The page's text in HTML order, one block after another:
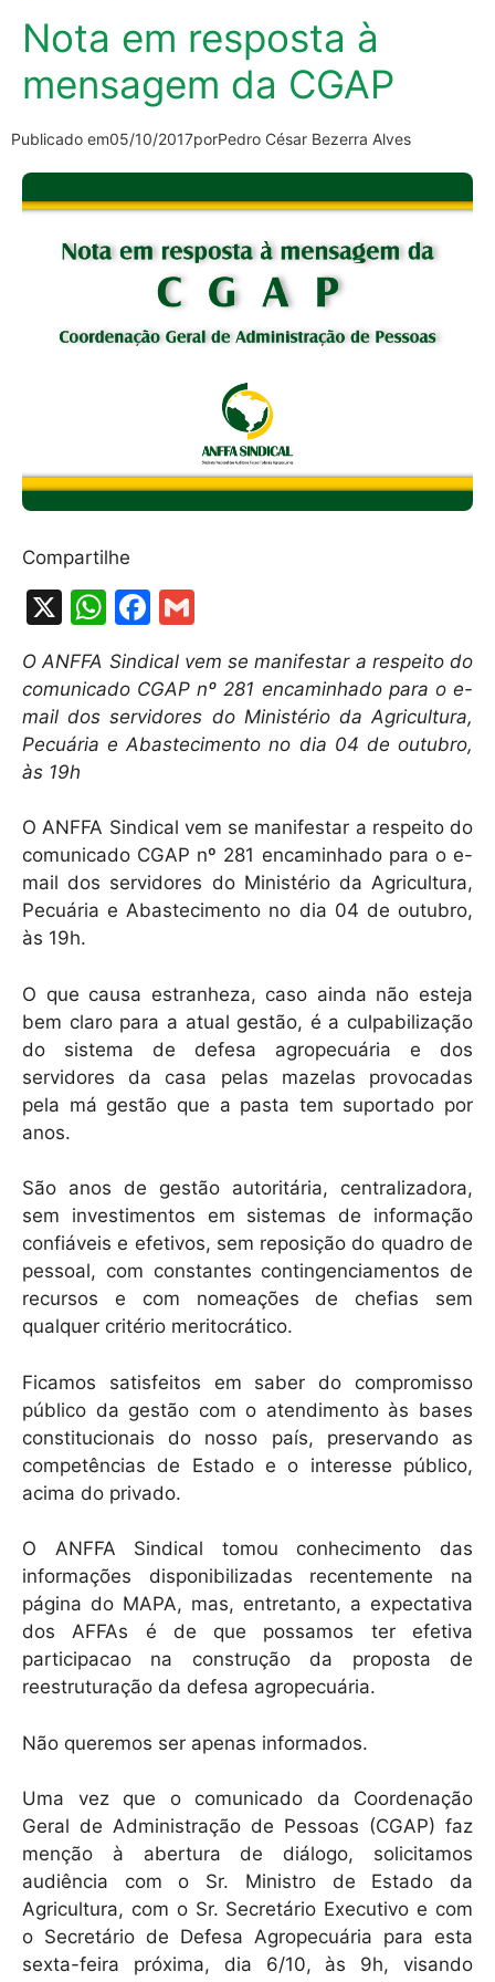
Nota em resposta à
mensagem da CGAP
Publicado em05/10/2017porPedro César Bezerra Alves
Compartilhe
X
W
h
at
s
A
p
F
a
c
e
b
o
k
ai
l
O ANFFA Sindical vem se manifestar a respeito do
comunicado CGAP nº 281 encaminhado para o e-
mail dos servidores do Ministério da Agricultura,
Pecuária e Abastecimento no dia 04 de outubro,
às 19h
O ANFFA Sindical vem se manifestar a respeito do
comunicado CGAP nº 281 encaminhado para o e-
mail dos servidores do Ministério da Agricultura,
Pecuária e Abastecimento no dia 04 de outubro,
às 19h.
O que causa estranheza, caso ainda não esteja
bem claro para a atual gestão, é a culpabilização
do sistema de defesa agropecuária e dos
servidores da casa pelas mazelas provocadas
pela má gestão que a pasta tem suportado por
anos.
São anos de gestão autoritária, centralizadora,
sem investimentos em sistemas de informação
confiáveis e efetivos, sem reposição do quadro de
pessoal, com constantes contingenciamentos de
recursos e com nomeações de chefias sem
qualquer critério meritocrático.
Ficamos satisfeitos em saber do compromisso
público da gestão com o atendimento às bases
constitucionais do nosso país, preservando as
competências de Estado e o interesse público,
acima do privado.
O ANFFA Sindical tomou conhecimento das
informações disponibilizadas recentemente na
página do MAPA, mas, entretanto, a expectativa
dos AFFAs é de que possamos ter efetiva
participacao na construção da proposta de
reestruturação da defesa agropecuária.
Não queremos ser apenas informados.
Uma vez que o comunicado da Coordenação
Geral de Administração de Pessoas (CGAP) faz
menção à abertura de diálogo, solicitamos
audiência com o Sr. Ministro de Estado da
Agricultura, com o Sr. Secretário Executivo e com
o Secretário de Defesa Agropecuária para esta
sexta-feira próxima, dia 6/10, às 9h, visando